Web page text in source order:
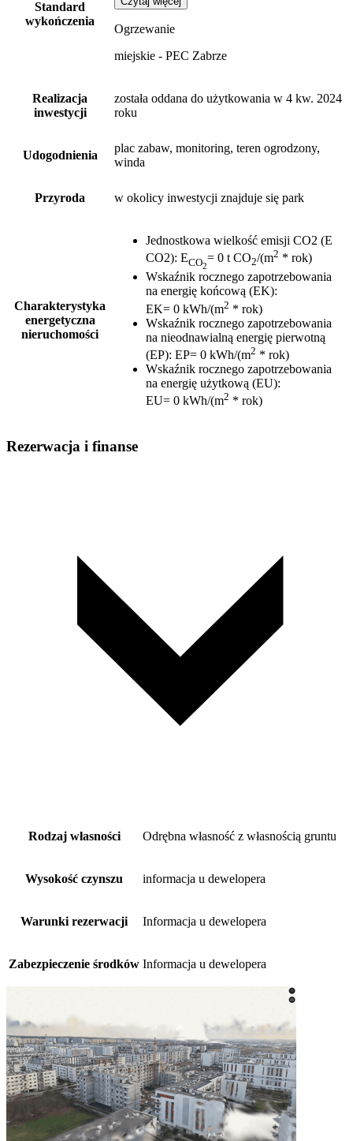
Standard
wykończenia
Ogrzewanie
miejskie - PEC Zabrze
Realizacja
inwestycji
została oddana do użytkowania w 4 kw. 2024
roku
Udogodnienia
plac zabaw, monitoring, teren ogrodzony,
winda
Przyroda w okolicy inwestycji znajduje się park
Charakterystyka
energetyczna
nieruchomości
Jednostkowa wielkość emisji CO2 (E
CO2): ECO2
= 0 t CO2/(m2 * rok)
Wskaźnik rocznego zapotrzebowania
na energię końcową (EK):
EK= 0 kWh/(m2 * rok)
Wskaźnik rocznego zapotrzebowania
na nieodnawialną energię pierwotną
(EP): EP= 0 kWh/(m2 * rok)
Wskaźnik rocznego zapotrzebowania
na energię użytkową (EU):
EU= 0 kWh/(m2 * rok)
Rezerwacja i finanse
Rodzaj własności Odrębna własność z własnością gruntu
Wysokość czynszu informacja u dewelopera
Warunki rezerwacji Informacja u dewelopera
Zabezpieczenie środków Informacja u dewelopera